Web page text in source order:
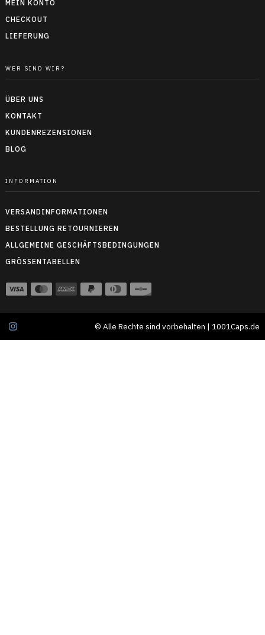
MEIN KONTO
CHECKOUT
LIEFERUNG
WER SIND WIR?
ÜBER UNS
KONTAKT
KUNDENREZENSIONEN
BLOG
INFORMATION
VERSANDINFORMATIONEN
BESTELLUNG RETOURNIEREN
ALLGEMEINE GESCHÄFTSBEDINGUNGEN
GRÖSSENTABELLEN
© Alle Rechte sind vorbehalten | 1001Caps.de